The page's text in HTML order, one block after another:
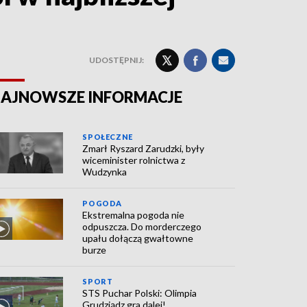
UDOSTĘPNIJ:
INFORMACJE
SPOŁECZNE
Zmarł Ryszard Zarudzki, były
wiceminister rolnictwa z
Wudzynka
POGODA
Ekstremalna pogoda nie
odpuszcza. Do morderczego
upału dołączą gwałtowne
burze
SPORT
STS Puchar Polski: Olimpia
Grudziądz gra dalej!